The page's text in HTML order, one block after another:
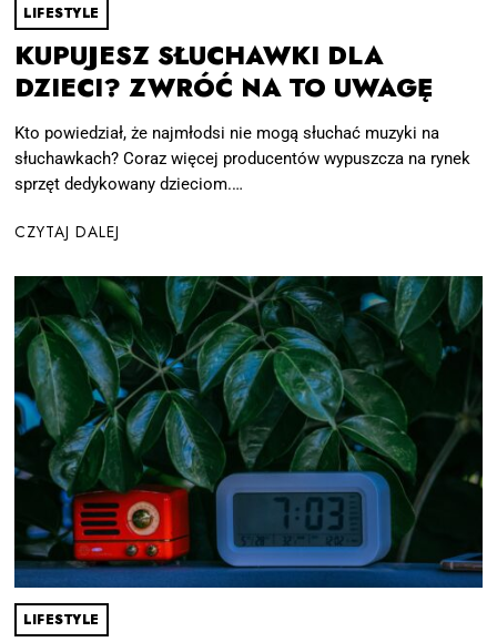
LIFESTYLE
KUPUJESZ SŁUCHAWKI DLA
DZIECI? ZWRÓĆ NA TO UWAGĘ
Kto powiedział, że najmłodsi nie mogą słuchać muzyki na
słuchawkach? Coraz więcej producentów wypuszcza na rynek
sprzęt dedykowany dzieciom.…
CZYTAJ DALEJ
LIFESTYLE